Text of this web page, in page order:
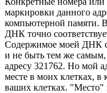
маркировки данного
компьютерной памяти.
ДНК точно
Содержимое моей ДНК
и не быть тем же
адресу 321762. Но мой
месте в моих клетках, в
ваших клетках. "Место"